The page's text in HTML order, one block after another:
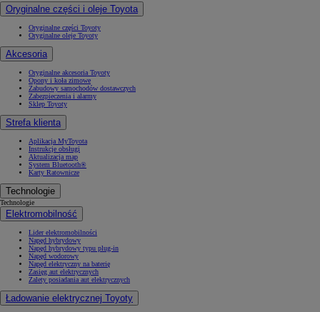
Oryginalne części i oleje Toyota
Oryginalne części Toyoty
Oryginalne oleje Toyoty
Akcesoria
Oryginalne akcesoria Toyoty
Opony i koła zimowe
Zabudowy samochodów dostawczych
Zabezpieczenia i alarmy
Sklep Toyoty
Strefa klienta
Aplikacja MyToyota
Instrukcje obsługi
Aktualizacja map
System Bluetooth®
Karty Ratownicze
Technologie
Technologie
Elektromobilność
Lider elektromobilności
Napęd hybrydowy
Napęd hybrydowy typu plug-in
Napęd wodorowy
Napęd elektryczny na baterię
Zasięg aut elektrycznych
Zalety posiadania aut elektrycznych
Ładowanie elektrycznej Toyoty